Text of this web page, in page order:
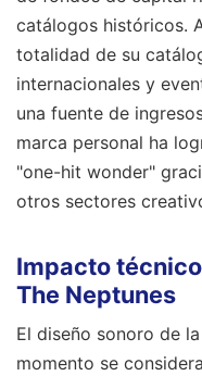
catálogos históricos.
totalidad de su
internacionales y
una fuente de
marca personal ha
"one-hit wonder"
otros sectores
Impacto
The Neptunes
El diseño sonoro de
momento se